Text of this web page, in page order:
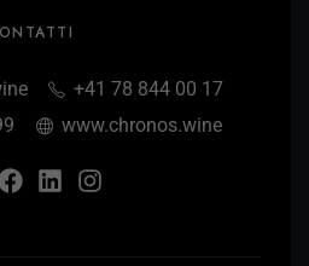
+41 78 844 00 17
www.chronos.wine